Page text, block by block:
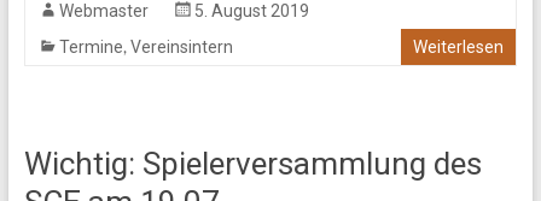
Webmaster
5. August 2019
Termine, Vereinsintern Weiterlesen
Wichtig: Spielerversammlung des